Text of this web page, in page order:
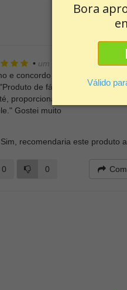
Bora
Válido
• um ano atrás
e concordo com as
de fácil aplicação,
proporciona sensação macia,
Gostei muito
Sim, recomendaria este produto
0 0